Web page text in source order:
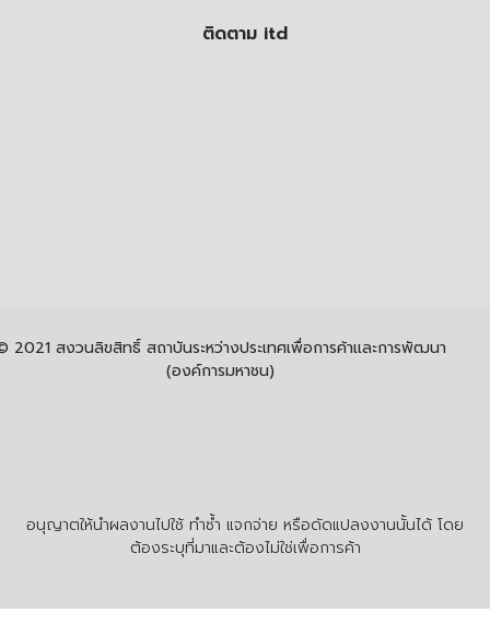
ติดตาม itd
อนุญาตให้นำผลงานไปใช้ ทำซ้ำ แจกจ่าย หรือดัดแปลงงานนั้นได้ โดย
ต้องระบุที่มาและต้องไม่ใช่เพื่อการค้า
2021 สงวนลิขสิทธิ์ สถาบันระหว่างประเทศเพื่อการค้าและการพัฒนา
(องค์การมหาชน)